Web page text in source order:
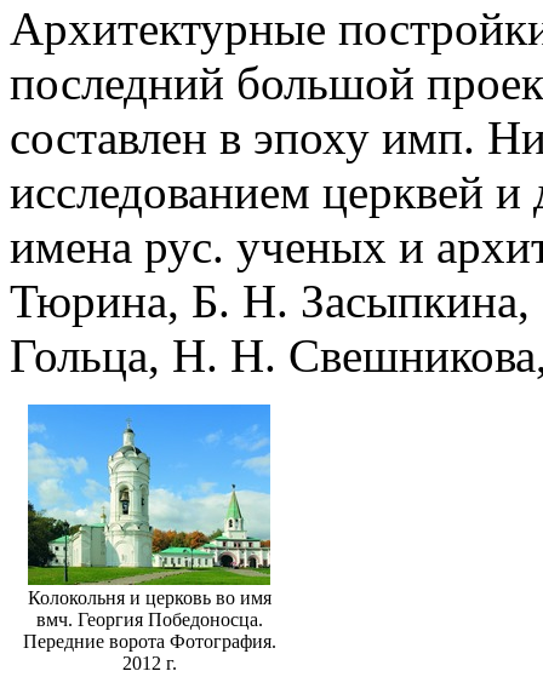
Архитектурные
последний большой
составлен в эпоху имп.
исследованием церквей
имена рус. ученых и
Тюрина, Б. Н.
Гольца, Н. Н.
Колокольня и церковь во имя
вмч. Георгия Победоносца.
Передние ворота Фотография.
2012 г.